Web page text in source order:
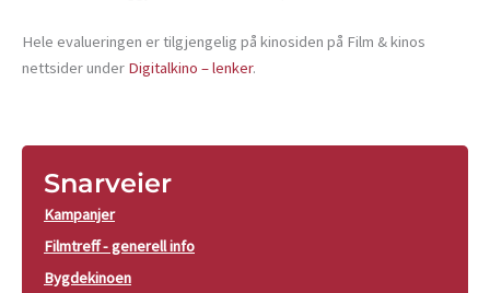
Hele evalueringen er tilgjengelig på kinosiden på Film & kinos
nettsider under Digitalkino – lenker.
Snarveier
Kampanjer
Filmtreff - generell info
Bygdekinoen